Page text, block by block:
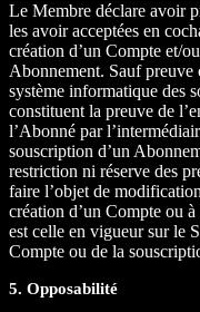
Le Membre déclare avoir
les avoir acceptées en
création d’un Compte et/
Abonnement. Sauf preuve
système informatique des
constituent la preuve de
l’Abonné par
souscription d’un
restriction ni réserve des
faire l’objet de
création d’un Compte ou
est celle en vigueur sur le
Compte ou de la
5. Opposabilité